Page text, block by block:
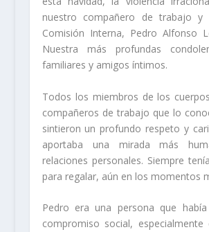
nuestro compañero de trabajo y
Comisión Interna, Pedro Alfonso
Nuestra más profundas
familiares y amigos íntimos.
Todos los miembros de los
compañeros de trabajo que lo
sintieron un profundo respeto y
aportaba una mirada más
relaciones personales. Siempre
para regalar, aún en los momentos
Pedro era una persona que
compromiso social,